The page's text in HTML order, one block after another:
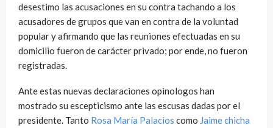
desestimo las acusaciones en su contra tachando a los
acusadores de grupos que van en contra de la voluntad
popular y afirmando que las reuniones efectuadas en su
domicilio fueron de carácter privado; por ende, no fueron
registradas.
Ante estas nuevas declaraciones opinologos han
mostrado su escepticismo ante las escusas dadas por el
presidente. Tanto Rosa María Palacios como Jaime chicha